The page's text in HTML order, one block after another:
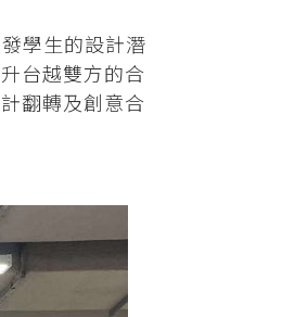
學生的設計潛
台越雙方的合
翻轉及創意合